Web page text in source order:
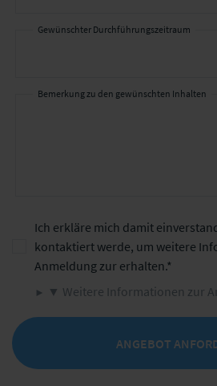
Gewünschter Durchführungszeitraum
Bemerkung zu den gewünschten Inhalten
Ich erkläre mich damit
kontaktiert werde, um weitere
Anmeldung zur erhalten.
▼ Weitere Informationen zur
ANGEBOT